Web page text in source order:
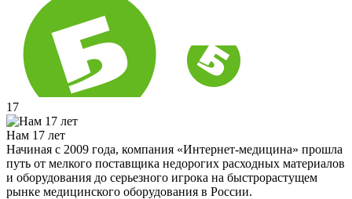
17
Нам 17 лет
Начиная с 2009 года, компания «Интернет-медицина» прошла
путь от мелкого поставщика недорогих расходных материалов
и оборудования до серьезного игрока на быстрорастущем
рынке медицинского оборудования в России.